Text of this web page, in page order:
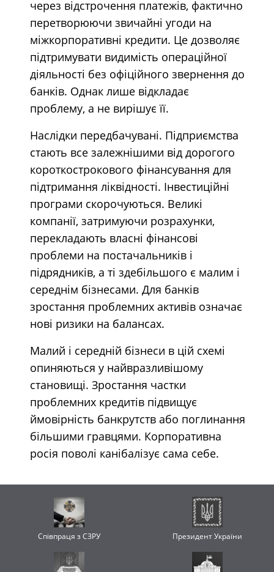
через відстрочення платежів, фактично
перетворюючи звичайні угоди на
міжкорпоративні кредити. Це дозволяє
підтримувати видимість операційної
діяльності без офіційного звернення до
банків. Однак лише відкладає
проблему, а не вирішує її.
Наслідки передбачувані. Підприємства
стають все залежнішими від дорогого
короткострокового фінансування для
підтримання ліквідності. Інвестиційні
програми скорочуються. Великі
компанії, затримуючи розрахунки,
перекладають власні фінансові
проблеми на постачальників і
підрядників, а ті здебільшого є малим і
середнім бізнесами. Для банків
зростання проблемних активів означає
нові ризики на балансах.
Малий і середній бізнеси в цій схемі
опиняються у найвразливішому
становищі. Зростання частки
проблемних кредитів підвищує
ймовірність банкрутств або поглинання
більшими гравцями. Корпоративна
росія поволі канібалізує сама себе.
Співпраця з СЗРУ Президент України